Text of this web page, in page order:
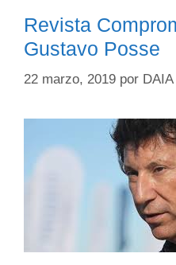
Revista
Gustavo Posse
22 marzo, 2019 por DAIA